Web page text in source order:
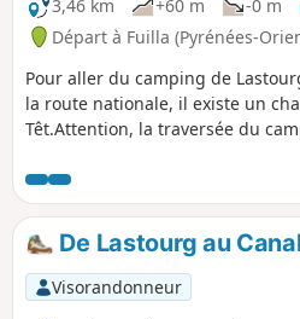
3,46 km
+60 m -0 m
Départ à Fuilla (Pyrénées-
Pour aller du camping de
la route nationale, il existe un
Têt.Attention, la traversée du
De Lastourg au
Visorandonneur